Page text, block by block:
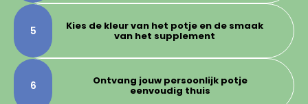
Kies de kleur van het potje en de smaak
van het supplement
5
Ontvang jouw persoonlijk potje
eenvoudig thuis
6